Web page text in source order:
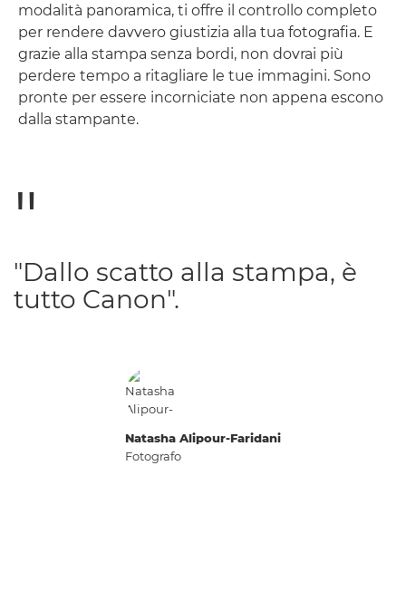
modalità panoramica, ti offre il controllo completo
per rendere davvero giustizia alla tua fotografia. E
grazie alla stampa senza bordi, non dovrai più
perdere tempo a ritagliare le tue immagini. Sono
pronte per essere incorniciate non appena escono
dalla stampante.
Natasha Alipour-Faridani
Fotografo
"Dallo scatto alla stampa, è
tutto Canon".